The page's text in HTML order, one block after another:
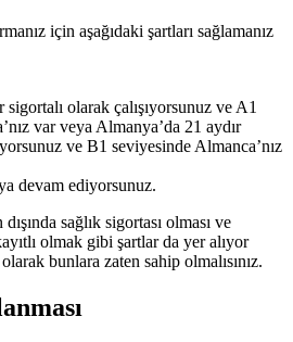
için aşağıdaki şartları sağlamanız
sigortalı olarak çalışıyorsunuz ve A1
var veya Almanya’da 21 aydır
ve B1 seviyesinde Almanca’nız
devam ediyorsunuz.
sağlık sigortası olması ve
olmak gibi şartlar da yer alıyor
bunlara zaten sahip olmalısınız.